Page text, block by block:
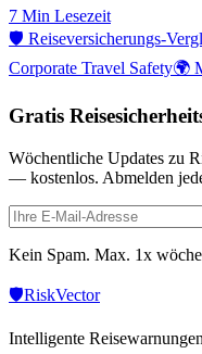
7 Min Lesezeit
🛡️ Reiseversicherungs-
Corporate Travel Safety🌍
Gratis
Wöchentliche Updates zu
— kostenlos. Abmelden
Kein Spam. Max. 1x
🛡️RiskVector
Intelligente